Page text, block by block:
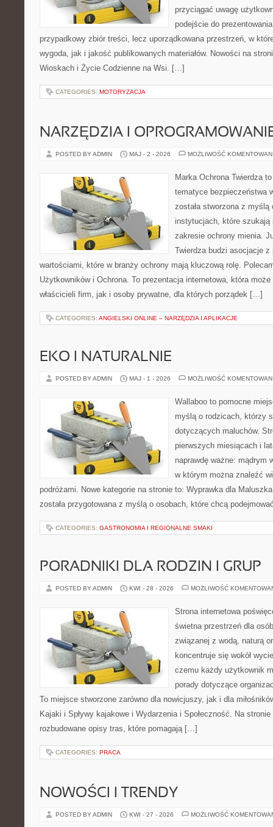
przyciągać uwagę
podejście do
przypadkowy zbiór treści, lecz uporządkowana przestrzeń, w
wygoda, jak i jakość publikowanych materiałów. Nowości na
Wioskach i Życie Codzienne na Wsi. […]
CATEGORIES: MOTORYZACJA
NARZĘDZIA I
POSTED BY ADMIN MAJ - 2 - 2026 MOŻLIWOŚĆ
Marka Ochrona Twierdza
tematyce bezpieczeństwa
została stworzona z
instytucjach, które szukają
zakresie ochrony mienia.
Twierdza budzi asocjacje
wartościami, które w branży ochrony mają kluczową rolę.
Użytkowników i Ochrona. To prezentacja internetowa, która
właścicieli firm, jak i osoby prywatne, dla których porządek […]
CATEGORIES: ANGIELSKI ONLINE – NARZĘDZIA I APLIKACJE
EKO I NATURALNIE
POSTED BY ADMIN MAJ - 1 - 2026 MOŻLIWOŚĆ
Wallaboo to pomocne
myślą o rodzicach, którzy
dotyczących maluchów.
pierwszych miesiącach i
naprawdę ważne: mądrym
w którym można znaleźć
podróżami. Nowe kategorie na stronie to: Wyprawka dla
została przygotowana z myślą o osobach, które chcą
CATEGORIES: GASTRONOMIA I REGIONALNE SMAKI
PORADNIKI DLA RODZIN I GRUP
POSTED BY ADMIN KWI - 28 - 2026 MOŻLIWOŚĆ
Strona internetowa
świetna przestrzeń dla
związanej z wodą, naturą
koncentruje się wokół
czemu każdy użytkownik
porady dotyczące
To miejsce stworzone zarówno dla nowicjuszy, jak i dla
Kajaki i Spływy kajakowe i Wydarzenia i Społeczność. Na
rozbudowane opisy tras, które pomagają […]
CATEGORIES: PRACA
NOWOŚCI I TRENDY
POSTED BY ADMIN KWI - 27 - 2026 MOŻLIWOŚĆ